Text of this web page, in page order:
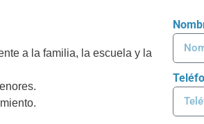
a la familia, la escuela y la